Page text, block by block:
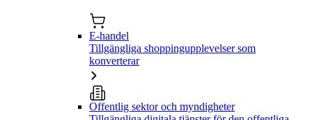
E-handel
Tillgängliga shoppingupplevelser som
konverterar
Offentlig sektor och myndigheter